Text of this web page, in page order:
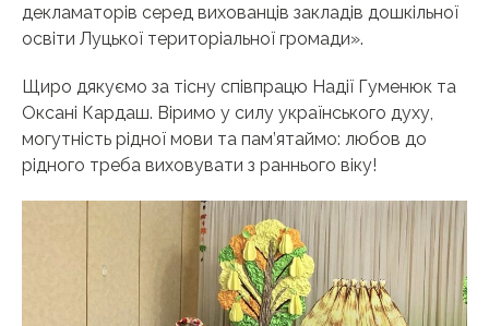
декламаторів серед вихованців закладів дошкільної
освіти Луцької територіальної громади».
Щиро дякуємо за тісну співпрацю Надії Гуменюк та
Оксані Кардаш. Віримо у силу українського духу,
могутність рідної мови та пам’ятаймо: любов до
рідного треба виховувати з раннього віку!